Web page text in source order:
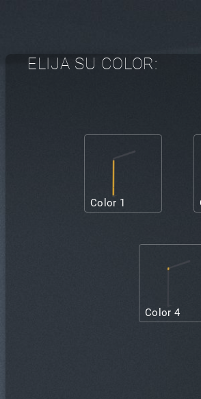
ELIJA SU COLOR:
Color 1
Color 4